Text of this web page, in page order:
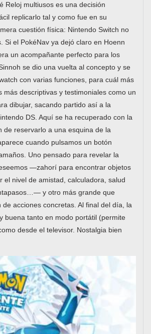
Reloj multiusos es una decisión
replicarlo tal y como fue en su
cuestión física: Nintendo Switch no
Si el PokéNav ya dejó claro en Hoenn
un acompañante perfecto para los
se dio una vuelta al concepto y se
con varias funciones, para cuál más
más descriptivas y testimoniales como un
dibujar, sacando partido así a la
DS. Aquí se ha recuperado con la
de reservarlo a una esquina de la
cuando pulsamos un botón
Uno pensado para revelar la
—zahorí para encontrar objetos
el nivel de amistad, calculadora, salud
y otro más grande que
de acciones concretas. Al final del día, la
buena tanto en modo portátil (permite
desde el televisor. Nostalgia bien